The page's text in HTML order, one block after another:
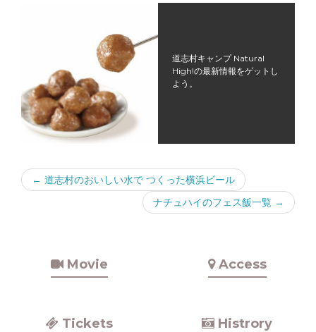
道志村キャンプ Natural
High!の最新情報をゲットし
よう。
← 道志村のおいしい水で つくった横浜ビール
ナチュハイのフェス飯一覧 →
Movie Access
Tickets Histrory